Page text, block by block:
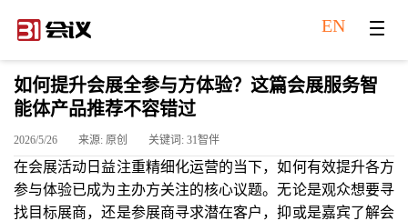
EN
如何提升会展全参与方体验？这篇会展服务智
能体产品推荐不容错过
2026/5/26 来源: 原创 关键词: 31智伴
在会展活动日益注重精细化运营的当下，如何有效提升各方
参与体验已成为主办方关注的核心议题。无论是观众想要寻
找目标展商，还是参展商寻求潜在客户，抑或是嘉宾了解会